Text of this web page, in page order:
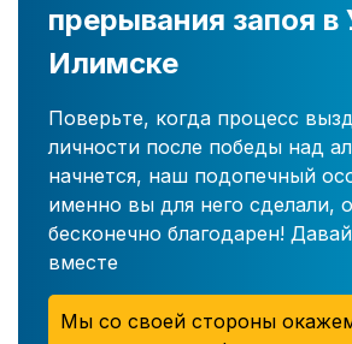
прерывания запоя в
Илимске
Поверьте, когда процесс
личности после победы над
начнется, наш подопечный
именно вы для него сделали,
бесконечно благодарен!
вместе
Мы со своей стороны